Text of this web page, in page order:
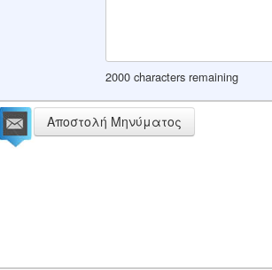
2000 characters remaining
Αποστολή Μηνύματος